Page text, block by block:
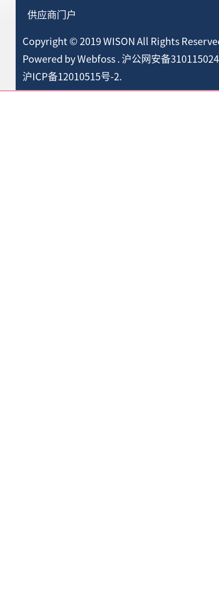
供应商门户
Copyright © 2019 WISON All Rights
Powered byWebfoss. 沪公网安备
沪ICP备12010515号-2.